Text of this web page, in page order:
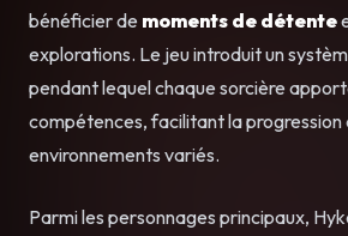
bénéficier de moments de détente
explorations. Le jeu introduit un
pendant lequel chaque sorcière
compétences, facilitant la progression
environnements variés.
Parmi les personnages principaux,